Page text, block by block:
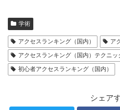
学術
アクセスランキング（国内）
ア
アクセスランキング（国内）テクニッ
初心者アクセスランキング（国内）
シェア